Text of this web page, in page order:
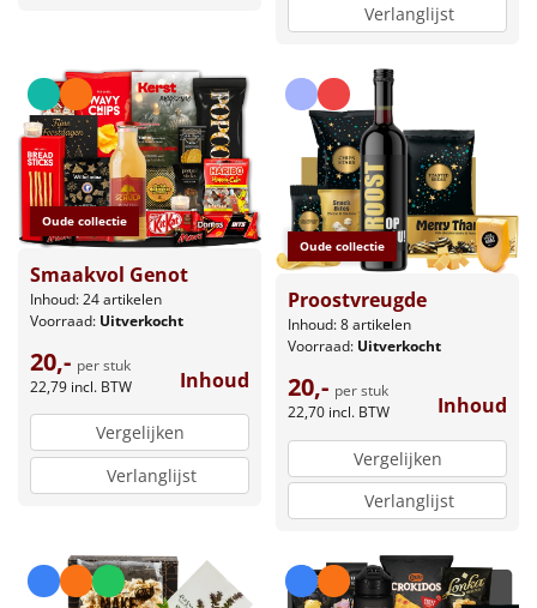
Verlanglijst
Oude collectie
Smaakvol Genot
Inhoud: 24 artikelen
Voorraad: Uitverkocht
20,- per stuk
22,79 incl. BTW Inhoud
Vergelijken
Verlanglijst
Oude collectie
Proostvreugde
Inhoud: 8 artikelen
Voorraad: Uitverkocht
20,- per stuk
22,70 incl. BTW Inhoud
Vergelijken
Verlanglijst